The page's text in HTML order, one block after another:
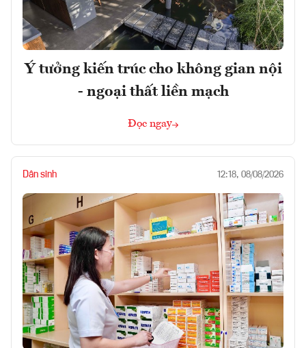
Ý tưởng kiến trúc cho không gian nội
- ngoại thất liền mạch
Đọc ngay
Dân sinh 12:18, 08/08/2026